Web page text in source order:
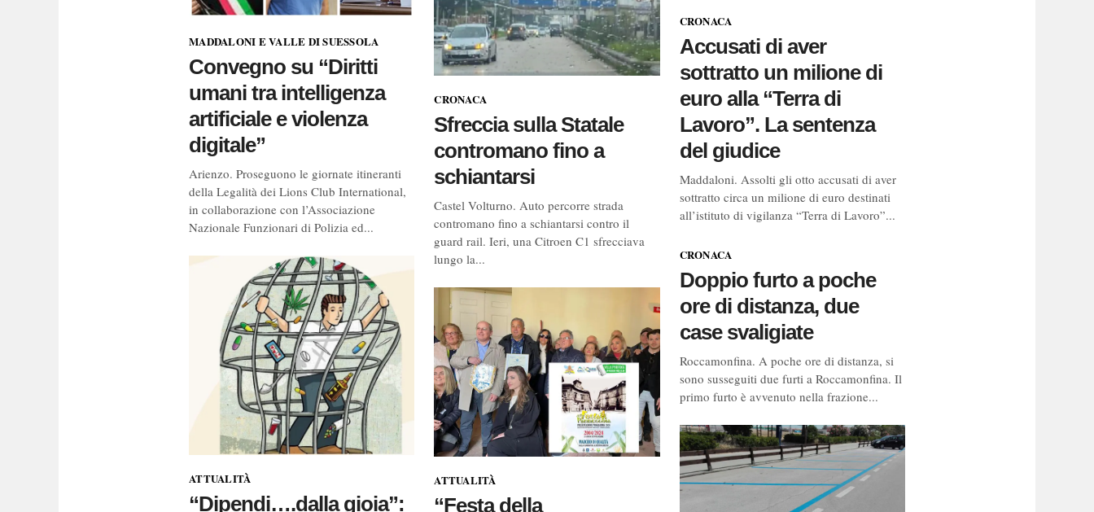
MADDALONI E VALLE DI SUESSOLA
Convegno su “Diritti
umani tra intelligenza
artificiale e violenza
digitale”
Arienzo. Proseguono le giornate itineranti
della Legalità dei Lions Club International,
in collaborazione con l’Associazione
Nazionale Funzionari di Polizia ed...
ATTUALITÀ
“Dipendi….dalla gioia”:
CRONACA
Sfreccia sulla Statale
contromano fino a
schiantarsi
Castel Volturno. Auto percorre strada
contromano fino a schiantarsi contro il
guard rail. Ieri, una Citroen C1 sfrecciava
lungo la...
ATTUALITÀ
“Festa della
CRONACA
Accusati di aver
sottratto un milione di
euro alla “Terra di
Lavoro”. La sentenza
del giudice
Maddaloni. Assolti gli otto accusati di aver
sottratto circa un milione di euro destinati
all’istituto di vigilanza “Terra di Lavoro”...
CRONACA
Doppio furto a poche
ore di distanza, due
case svaligiate
Roccamonfina. A poche ore di distanza, si
sono susseguiti due furti a Roccamonfina. Il
primo furto è avvenuto nella frazione...